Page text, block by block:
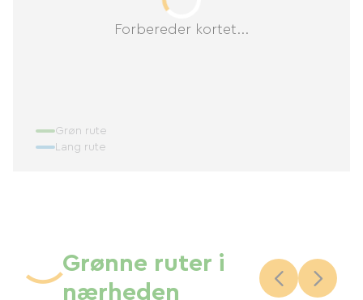
Forbereder kortet...
Grøn rute
Lang rute
Grønne ruter i
nærheden